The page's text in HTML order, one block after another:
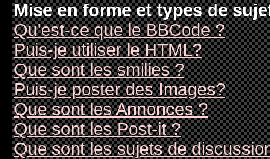
Mise en forme et types de
Qu'est-ce que le BBCode ?
Puis-je utiliser le HTML?
Que sont les smilies ?
Puis-je poster des Images?
Que sont les Annonces ?
Que sont les Post-it ?
Que sont les sujets de